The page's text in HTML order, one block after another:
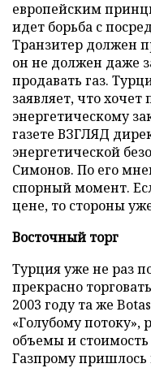
европейским
идет борьба с
Транзитер должен
он не должен даже
продавать газ.
заявляет, что
энергетическому
газете ВЗГЛЯД
энергетической
Симонов. По его
спорный момент.
цене, то стороны
Восточный торг
Турция уже не раз
прекрасно
2003 году та же
«Голубому потоку»,
объемы и стоимость
Газпрому пришлось